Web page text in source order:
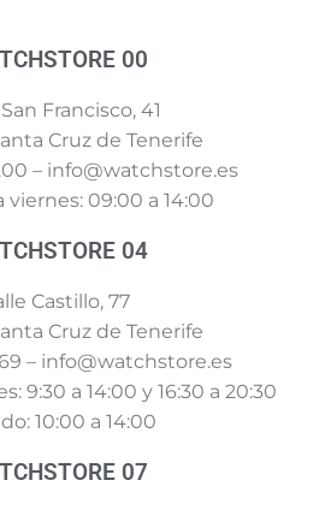
00
Francisco, 41
Cruz de Tenerife
– info@watchstore.es
viernes: 09:00 a 14:00
04
Castillo, 77
Cruz de Tenerife
– info@watchstore.es
9:30 a 14:00 y 16:30 a 20:30
10:00 a 14:00
07